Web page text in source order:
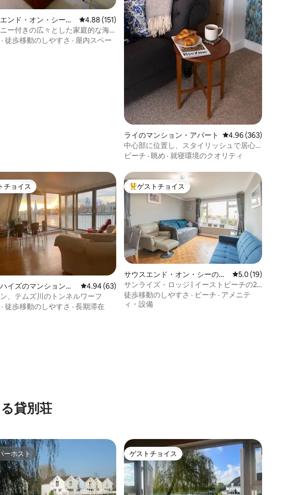
中4.91つ星の平均評価
ンド・オン・シーの
ン・アパート
レビュー151件、5つ星中4.88つ星の平均評価
4.88 (151)
ー付きの広々とした家庭的な海
ネット
· 徒歩移動のしやすさ · 屋内スペー
ライのマンション・アパート レビュー363件、5つ星
4.96 (363)
中心部に位置し、スタイリッシュで居心
地の良い隠れ家です
ビーチ · 眺め · 就寝環境のクオリティ
中5.0つ星の平均評価
チョイス
チョイス
イズのマンション・
レビュー63件、5つ星中4.94つ星の平均評価
4.94 (63)
、テムズ川のトンネルワーフ
· 徒歩移動のしやすさ · 長期滞在
大好評のゲストチョイスです。
ゲストチョイス
サウスエンド・オン・シーのマ
ンション・アパート
レビュー19件、5つ
5.0 (19)
サンライズ・ロッジ | イーストビーチの2
ベッドルームのフラット、4名様まで宿泊
可能
徒歩移動のしやすさ · ビーチ · アメニテ
ィ・設備
貸別荘
ーホスト
ーホスト ゲストチョイス
ゲストチョイス